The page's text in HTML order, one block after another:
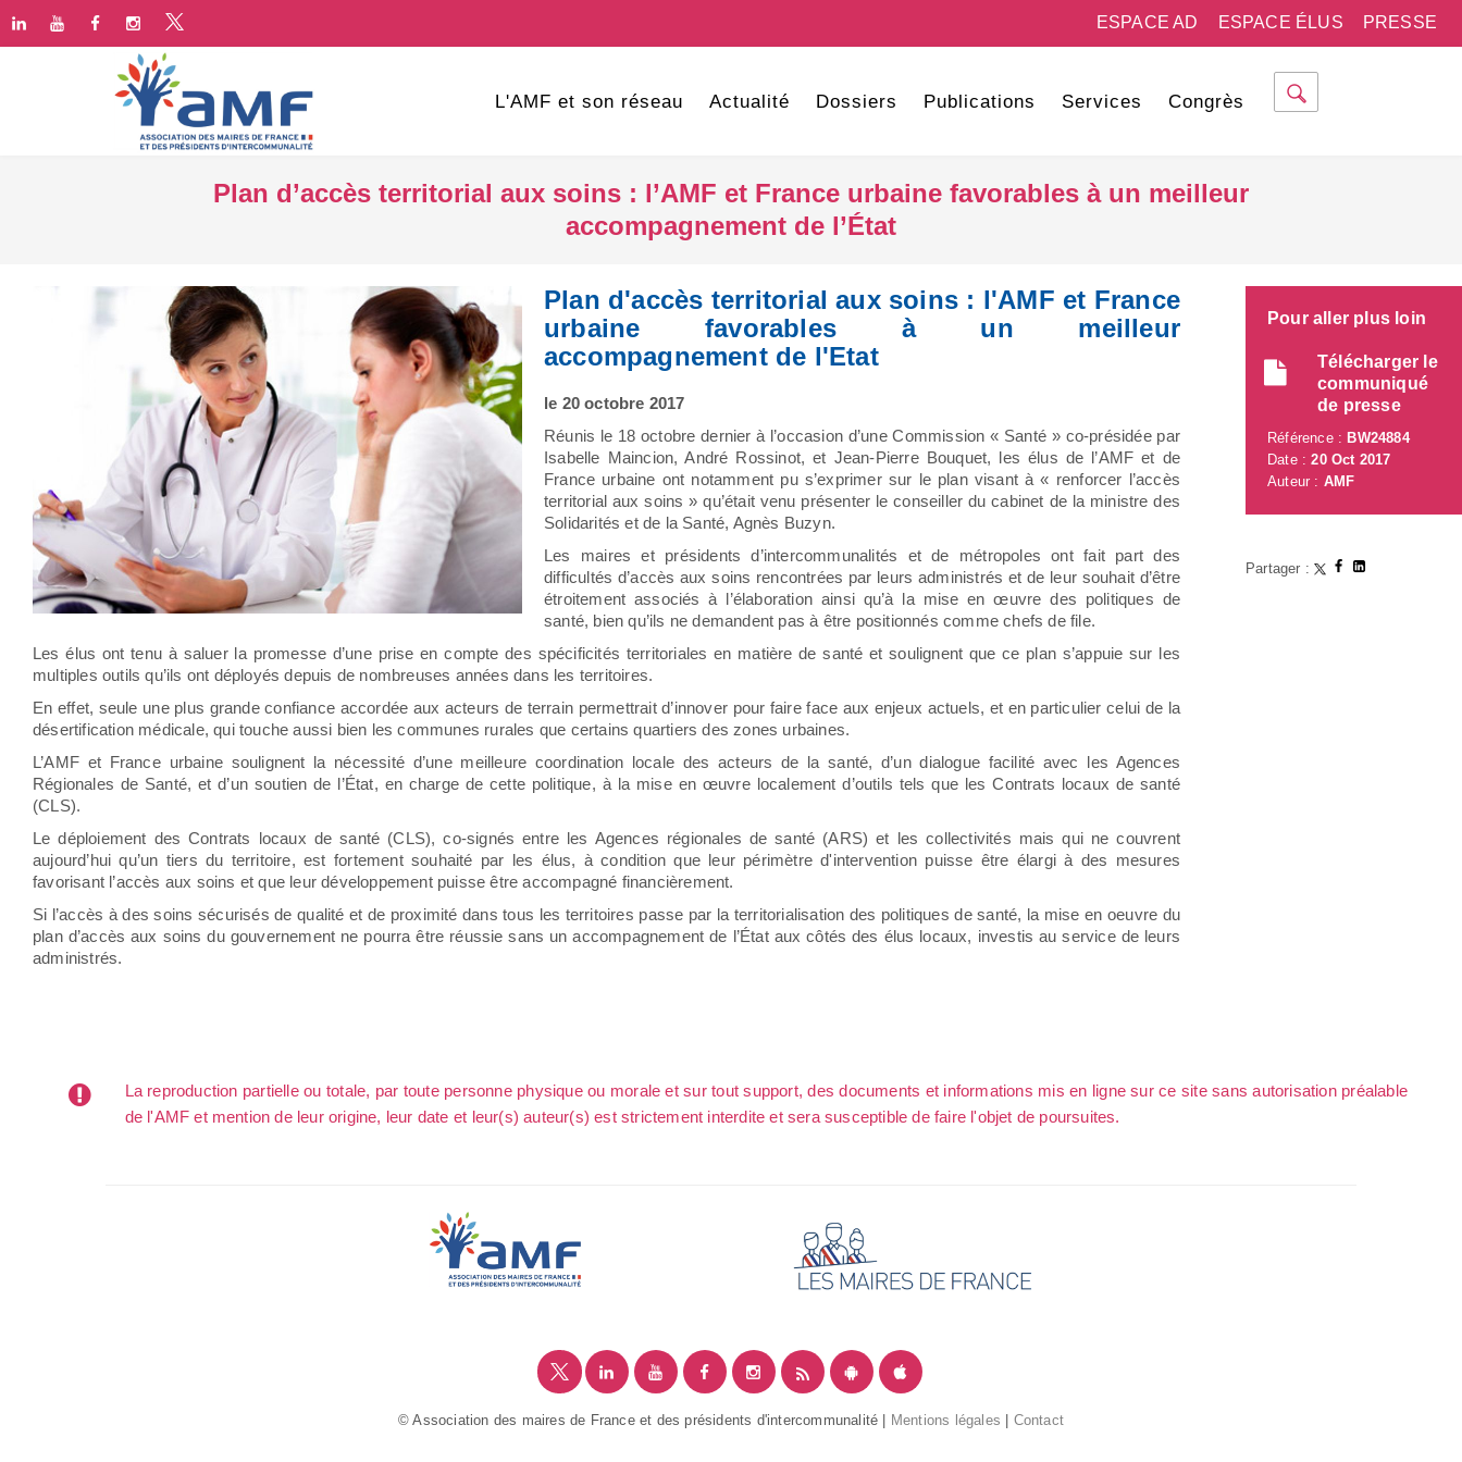
PRESSE
ESPACE ÉLUS
ESPACE AD
L'AMF et son réseau Actualité Dossiers Publications Services Congrès
Plan d’accès territorial aux soins : l’AMF et France urbaine favorables à un meilleur
accompagnement de l’État
Plan d'accès territorial aux soins : l'AMF et France
urbaine favorables à un meilleur
accompagnement de l'Etat
le 20 octobre 2017
Réunis le 18 octobre dernier à l’occasion d’une Commission « Santé » co-présidée par
Isabelle Maincion, André Rossinot, et Jean-Pierre Bouquet, les élus de l’AMF et de
France urbaine ont notamment pu s’exprimer sur le plan visant à « renforcer l’accès
territorial aux soins » qu’était venu présenter le conseiller du cabinet de la ministre des
Solidarités et de la Santé, Agnès Buzyn.
Les maires et présidents d’intercommunalités et de métropoles ont fait part des
difficultés d’accès aux soins rencontrées par leurs administrés et de leur souhait d’être
étroitement associés à l’élaboration ainsi qu’à la mise en œuvre des politiques de
santé, bien qu’ils ne demandent pas à être positionnés comme chefs de file.
Les élus ont tenu à saluer la promesse d’une prise en compte des spécificités territoriales en matière de santé et soulignent que ce plan s’appuie sur les
multiples outils qu’ils ont déployés depuis de nombreuses années dans les territoires.
En effet, seule une plus grande confiance accordée aux acteurs de terrain permettrait d’innover pour faire face aux enjeux actuels, et en particulier celui de la
désertification médicale, qui touche aussi bien les communes rurales que certains quartiers des zones urbaines.
L’AMF et France urbaine soulignent la nécessité d’une meilleure coordination locale des acteurs de la santé, d’un dialogue facilité avec les Agences
Régionales de Santé, et d’un soutien de l’État, en charge de cette politique, à la mise en œuvre localement d’outils tels que les Contrats locaux de santé
(CLS).
Le déploiement des Contrats locaux de santé (CLS), co-signés entre les Agences régionales de santé (ARS) et les collectivités mais qui ne couvrent
aujourd’hui qu’un tiers du territoire, est fortement souhaité par les élus, à condition que leur périmètre d'intervention puisse être élargi à des mesures
favorisant l’accès aux soins et que leur développement puisse être accompagné financièrement.
Si l’accès à des soins sécurisés de qualité et de proximité dans tous les territoires passe par la territorialisation des politiques de santé, la mise en oeuvre du
plan d’accès aux soins du gouvernement ne pourra être réussie sans un accompagnement de l’État aux côtés des élus locaux, investis au service de leurs
administrés.
Pour aller plus loin
Télécharger le
communiqué
de presse
Référence : BW24884
Date :20 Oct 2017
Auteur : AMF
Partager :
La reproduction partielle ou totale, par toute personne physique ou morale et sur tout support, des documents et informations mis en ligne sur ce site sans autorisation préalable
de l'AMF et mention de leur origine, leur date et leur(s) auteur(s) est strictement interdite et sera susceptible de faire l'objet de poursuites.
© Association des maires de France et des présidents d'intercommunalité | Mentions légales | Contact